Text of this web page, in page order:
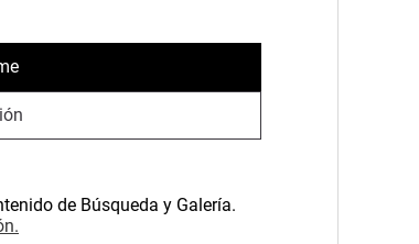
de Búsqueda y Galería.